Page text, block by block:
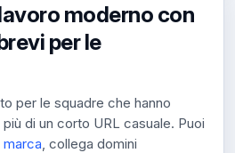
moderno con
per le
per le squadre che hanno
di un corto URL casuale. Puoi
, collega domini